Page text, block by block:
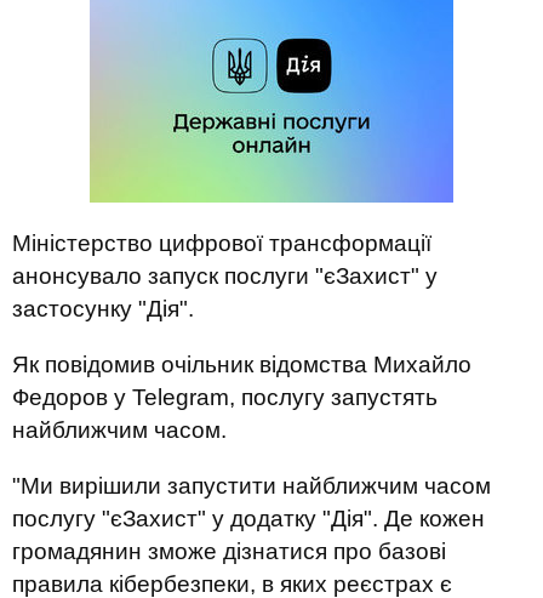
Міністерство цифрової трансформації
анонсувало запуск послуги "єЗахист" у
застосунку "Дія".
Як повідомив очільник відомства Михайло
Федоров у Telegram, послугу запустять
найближчим часом.
"Ми вирішили запустити найближчим часом
послугу "єЗахист" у додатку "Дія". Де кожен
громадянин зможе дізнатися про базові
правила кібербезпеки, в яких реєстрах є